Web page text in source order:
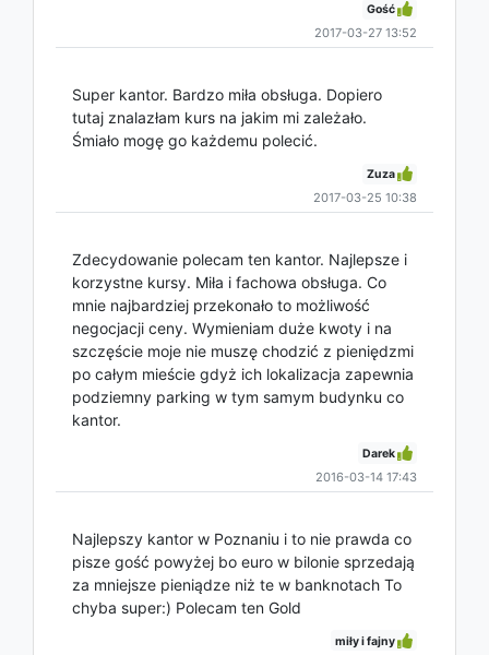
Gość
2017-03-27 13:52
Super kantor. Bardzo miła obsługa. Dopiero
tutaj znalazłam kurs na jakim mi zależało.
Śmiało mogę go każdemu polecić.
Zuza
2017-03-25 10:38
Zdecydowanie polecam ten kantor. Najlepsze i
korzystne kursy. Miła i fachowa obsługa. Co
mnie najbardziej przekonało to możliwość
negocjacji ceny. Wymieniam duże kwoty i na
szczęście moje nie muszę chodzić z pieniędzmi
po całym mieście gdyż ich lokalizacja zapewnia
podziemny parking w tym samym budynku co
kantor.
Darek
2016-03-14 17:43
Najlepszy kantor w Poznaniu i to nie prawda co
pisze gość powyżej bo euro w bilonie sprzedają
za mniejsze pieniądze niż te w banknotach To
chyba super:) Polecam ten Gold
miły i fajny